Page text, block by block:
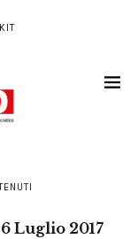
Luglio 2017